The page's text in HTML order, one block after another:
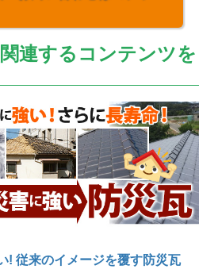
連するコンテンツを
! 従来のイメージを覆す防災瓦